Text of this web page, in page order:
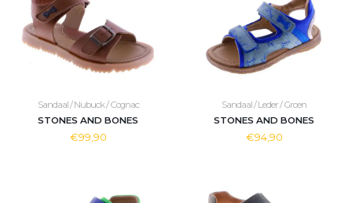
Sandaal / Nubuck / Cognac
STONES AND BONES
€99,90
Sandaal / Leder / Groen
STONES AND BONES
€94,90